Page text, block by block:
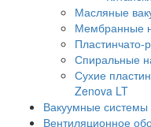
Масляные
Мембранные
Пластинчато-
Спиральные
Сухие
Zenova LT
Вакуумные системы
Вентиляционное